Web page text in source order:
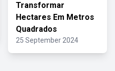
Transformar
Hectares Em Metros
Quadrados
25 September 2024